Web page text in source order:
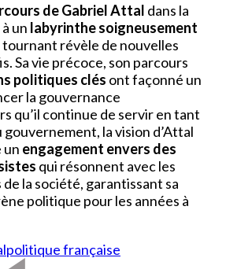
de Gabriel Attal dans la
un labyrinthe soigneusement
tournant révèle de nouvelles
Sa vie précoce, son parcours
politiques clés ont façonné un
la gouvernance
qu’il continue de servir en tant
la vision d’Attal
un engagement envers des
qui résonnent avec les
la société, garantissant sa
politique pour les années à
politique française